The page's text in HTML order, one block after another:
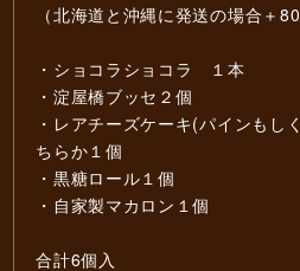
（北海道と沖縄に発送の場合＋
・ショコラショコラ １本
・淀屋橋ブッセ２個
・レアチーズケーキ(パインもし
ちらか１個
・黒糖ロール１個
・自家製マカロン１個
合計6個入